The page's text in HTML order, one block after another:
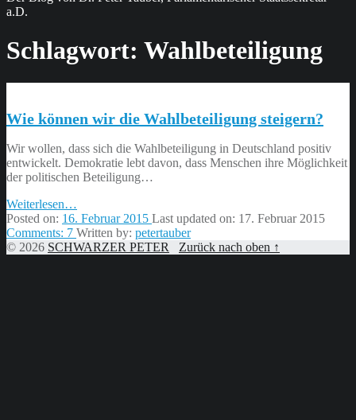
a.D.
Schlagwort: Wahlbeteiligung
Wie können wir die Wahlbeteiligung steigern?
Wir wollen, dass sich die Wahlbeteiligung in Deutschland positiv
entwickelt. Demokratie lebt davon, dass Menschen ihre Möglichkeit
der politischen Beteiligung…
Weiterlesen
können
wir
die
…
Posted on: 16. Februar 2015 Last updated on: 17. Februar 2015
Comments: 7 Written by: petertauber
© 2026 SCHWARZER PETER Zurück nach oben ↑